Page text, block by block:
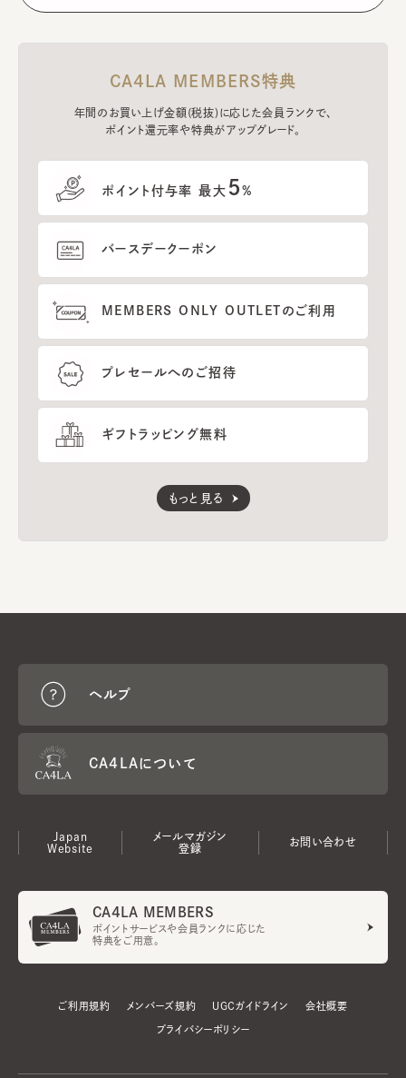
CA4LA MEMBERS特典
年間のお買い上げ金額(税抜)に応じた会員ランクで、
ポイント還元率や特典がアップグレード。
ポイント付与率 最大 5%
バースデークーポン
MEMBERS ONLY OUTLETのご利用
プレセールへのご招待
ギフトラッピング無料
もっと見る
ヘルプ
CA4LAについて
Japan
Website
メールマガジン
登録
お問い合わせ
CA4LA MEMBERS
ポイントサービスや会員ランクに応じた
特典をご用意。
ご利用規約 メンバーズ規約 UGCガイドライン 会社概要
プライバシーポリシー